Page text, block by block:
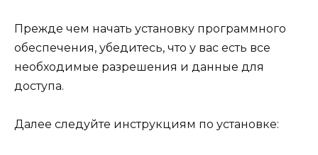
Прежде чем начать установку программного
обеспечения, убедитесь, что у вас есть все
необходимые разрешения и данные для
доступа.
Далее следуйте инструкциям по установке: